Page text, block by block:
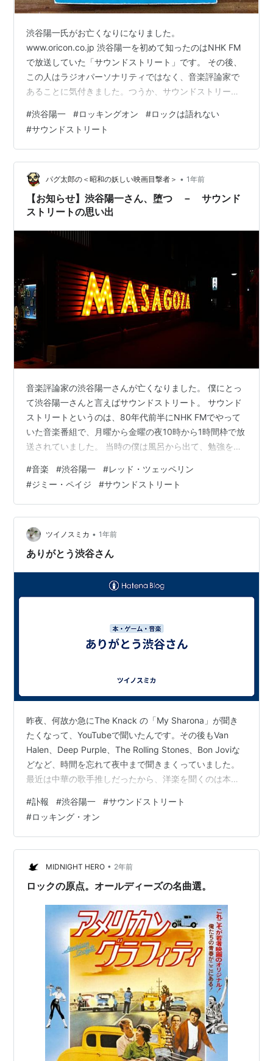
渋谷陽一氏がお亡くなりになりました。
www.oricon.co.jp 渋谷陽一を初めて知ったのはNHK FM
で放送していた「サウンドストリート」です。 その後、
この人はラジオパーソナリティではなく、音楽評論家で
あることに気付きました。つうか、サウンドストリート
のあと、彼が出版している雑誌、「rockin' on」を購読し
たりします。 rockin' onはいわゆる洋楽中心の音楽雑誌で
はあるのですが、当時の日本のRockシーンで活躍しよう
としている新進気鋭のバンドやミュージシャンもたまに
掲載されることがありました。ちなみに、当時まだJ-
Pop…
#渋谷陽一 #ロッキングオン #ロックは語れない
#サウンドストリート
パグ太郎の＜昭和の妖しい映画目撃者＞ • 1年前
【お知らせ】渋谷陽一さん、堕つ － サウンド
ストリートの思い出
音楽評論家の渋谷陽一さんが亡くなりました。 僕にとっ
て渋谷陽一さんと言えばサウンドストリート。 サウンド
ストリートというのは、80年代前半にNHK FMでやって
いた音楽番組で、月曜から金曜の夜10時から1時間枠で放
送されていました。 当時の僕は風呂から出て、勉強をし
に集中していて、勉強してたことはないですけど） 月曜
のDJは佐野元春さん、火曜日は坂本龍一さん、水曜日は
忘れたけど、木曜と金曜日は渋谷陽一さんでした。 「こ
んばんは、渋谷陽一です」 毎回この口上から始まる渋谷
さんの回は欠かさず聴いてました。 渋谷さんは何はとも
あれ、レッド・ツェッペ…
#音楽 #渋谷陽一 #レッド・ツェッペリン
#ジミー・ペイジ #サウンドストリート
ツイノスミカ • 1年前
ありがとう渋谷さん
昨夜、何故か急にThe Knack の「My Sharona」が聞き
たくなって、YouTubeで聞いたんです。その後もVan
Halen、Deep Purple、The Rolling Stones、Bon Joviな
どなど、時間を忘れて夜中まで聞きまくっていました。
最近は中華の歌手推しだったから、洋楽を聞くのは本当
た。どの曲も歌詞を覚えてて今でもノリノリで歌えるの
は、意味が知りたくて単語の意味を調べて歌っていたか
ら。英語の勉強に少しはなったのかな。それは今の中国
語学習にも通じるところがあって、語学学習に音楽って
サイコーかもって思ってたんですよね…
#訃報 #渋谷陽一 #サウンドストリート
#ロッキング・オン
MIDNIGHT HERO • 2年前
ロックの原点。オールディーズの名曲選。